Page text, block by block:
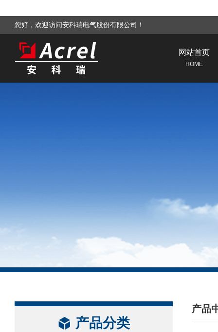
您好，欢迎访问安科瑞电气股份有限公司！
网站首页
HOME
产品分类
产品
/